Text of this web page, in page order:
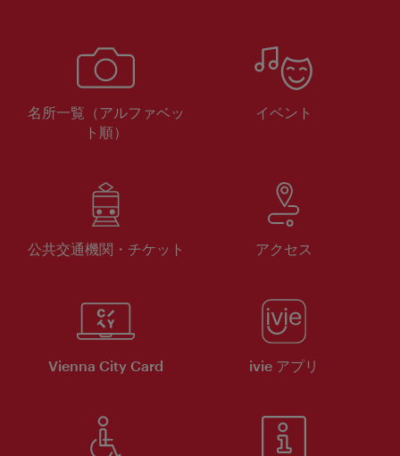
名所一覧（アルファベッ
ト順）
イベント
公共交通機関・チケット アクセス
Vienna City Card ivie アプリ